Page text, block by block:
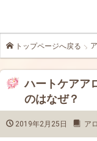
トップページへ戻る
ハートケアア
のはなぜ？
2019年2月25日 ア